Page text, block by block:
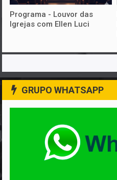
Programa - Louvor das
Igrejas com Ellen Luci
GRUPO WHATSAPP